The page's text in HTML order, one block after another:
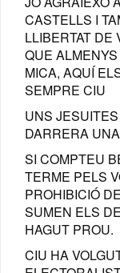
CASTELLS I
LLIBERTAT DE
QUE
MICA, AQUÍ
SEMPRE CIU
UNS
DARRERA
SI COMPTEU
TERME PELS
PROHIBICIÓ
SUMEN ELS
HAGUT PROU.
CIU HA